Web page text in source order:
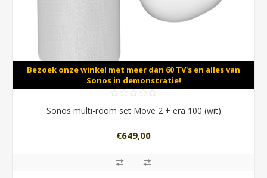
Bezoek onze winkel met meer dan 60 TV's en alles van
Sonos in demonstratie!
Sonos multi-room set Move 2 + era 100 (wit)
€649,00